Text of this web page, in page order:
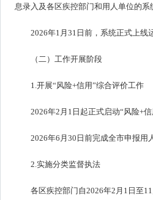
息录入及各区疾控部门和用人单位的系
2026年1月31日前，系统正式上线
（二）工作开展阶段
1.开展“风险+信用”综合评价工作
2026年2月1日起正式启动“风险+信
2026年6月30日前完成全市申报用
2.实施分类监督执法
各区疾控部门自2026年2月1日至